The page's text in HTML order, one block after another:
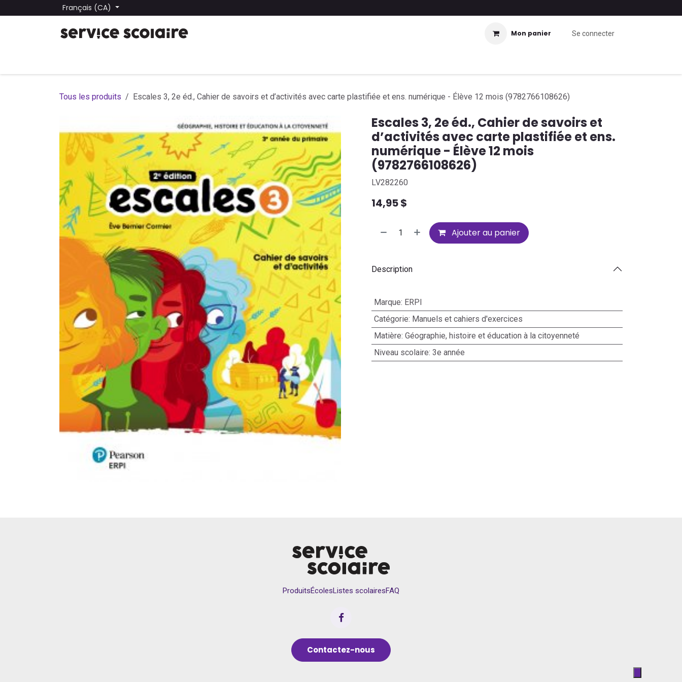
Se rendre au contenuFrançais (CA)
Mon panier Se connecter
Tous les produits Escales 3, 2e éd., Cahier de savoirs et d’activités avec carte plastifiée et ens. numérique - Élève 12 mois (9782766108626)
Escales 3, 2e éd., Cahier de savoirs et
d’activités avec carte plastifiée et ens.
numérique - Élève 12 mois
(9782766108626)
LV282260
14,95$
Ajouter au panier
Description
Marque: ERPI
Catégorie: Manuels et cahiers d'exercices
Matière: Géographie, histoire et éducation à la citoyenneté
Niveau scolaire: 3e année
ProduitsÉcolesListes scolairesFAQ
Contactez-nous